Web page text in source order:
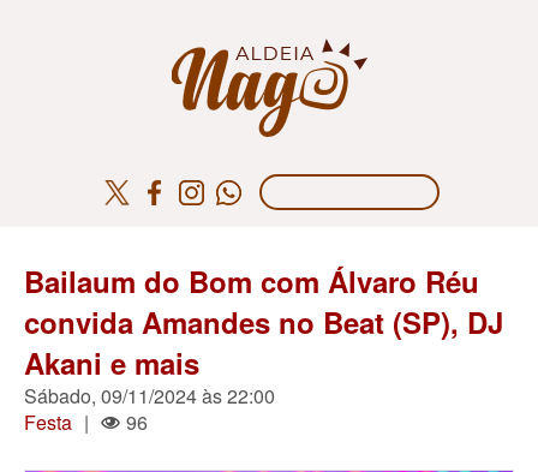
Bailaum do Bom com Álvaro Réu
convida Amandes no Beat (SP), DJ
Akani e mais
Sábado, 09/11/2024 às 22:00
Festa | 96